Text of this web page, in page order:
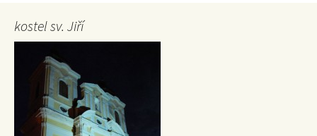
kostel sv. Jiří